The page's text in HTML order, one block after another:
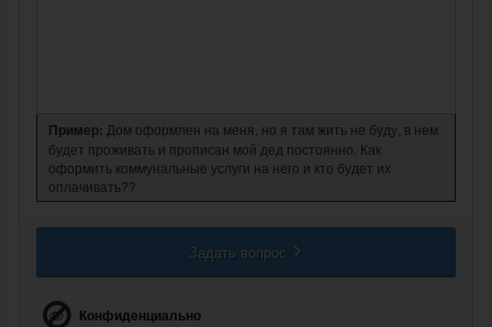
Пример: Дом оформлен на меня, но я там жить не буду, в нем
будет проживать и прописан мой дед постоянно. Как
оформить коммунальные услуги на него и кто будет их
оплачивать??
Задать вопрос
Конфиденциально